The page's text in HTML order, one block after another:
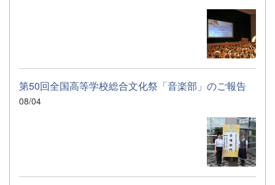
第50回全国高等学校総合文化祭「音楽部」のご報告
08/04